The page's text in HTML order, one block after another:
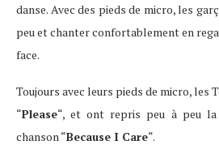
danse. Avec des pieds de micro, les
peu et chanter confortablement en
face.
Toujours avec leurs pieds de micro, les
“Please“, et ont repris peu à peu la
chanson “Because I Care“.